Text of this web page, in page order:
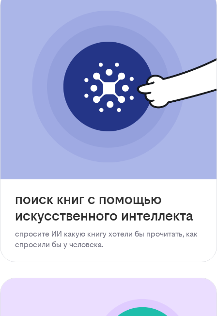
поиск книг с помощью
искусственного интеллекта
спросите ИИ какую книгу хотели бы прочитать, как
спросили бы у человека.